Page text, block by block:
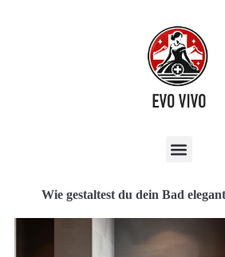
Wie gestaltest du dein Bad